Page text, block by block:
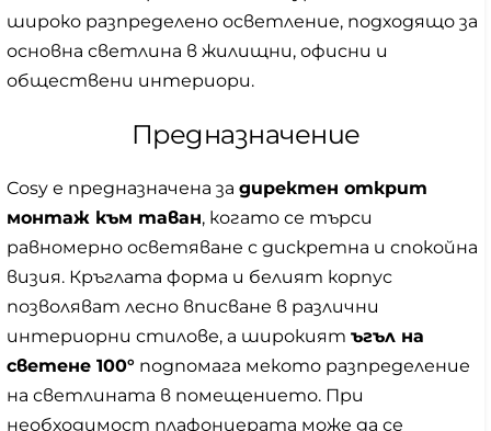
широко разпределено осветление, подходящо за
основна светлина в жилищни, офисни и
обществени интериори.
Предназначение
Cosy е предназначена за директен открит
монтаж към таван, когато се търси
равномерно осветяване с дискретна и спокойна
визия. Кръглата форма и белият корпус
позволяват лесно вписване в различни
интериорни стилове, а широкият ъгъл на
светене 100° подпомага мекото разпределение
на светлината в помещението. При
необходимост плафониерата може да се